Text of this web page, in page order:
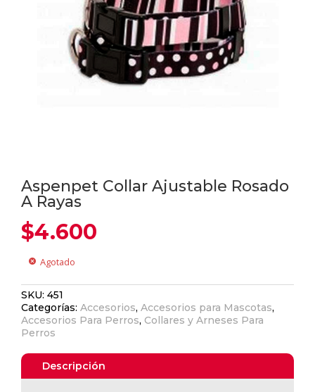
Aspenpet Collar Ajustable Rosado
A Rayas
$4.600
cancel Agotado
SKU:451
Categorías:Accesorios,Accesorios para Mascotas,
Accesorios Para Perros, Collares y Arneses Para
Perros
Descripción